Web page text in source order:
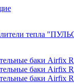
тепла
баки Airfix R
баки Airfix
баки Airfix